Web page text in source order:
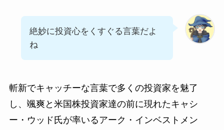
絶妙に投資心をくすぐる言葉だよ
ね
斬新でキャッチーな言葉で多くの投資家を魅了
し、颯爽と米国株投資家達の前に現れたキャシ
ー・ウッド氏が率いるアーク・インベストメン